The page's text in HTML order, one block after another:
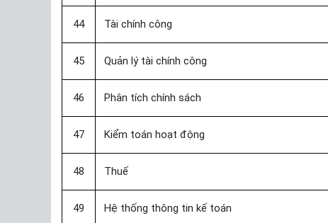
44 Tài chính công
45 Quản lý tài chính công
46 Phân tích chính sách
47 Kiểm toán hoạt động
48 Thuế
49 Hệ thống thông tin kế toán